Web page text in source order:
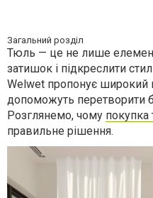
Загальний розділ
Тюль — це не лише
затишок і підкреслити
Welwet пропонує широкий
допоможуть перетворити
Розглянемо, чому
правильне рішення.